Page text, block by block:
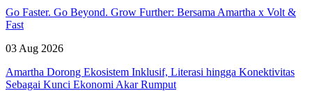
Go Faster. Go Beyond. Grow Further: Bersama Amartha x Volt &
Fast
03 Aug 2026
Amartha Dorong Ekosistem Inklusif, Literasi hingga Konektivitas
Sebagai Kunci Ekonomi Akar Rumput